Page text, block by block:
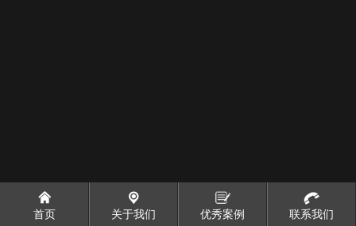
首页 关于我们 优秀案例 联系我们